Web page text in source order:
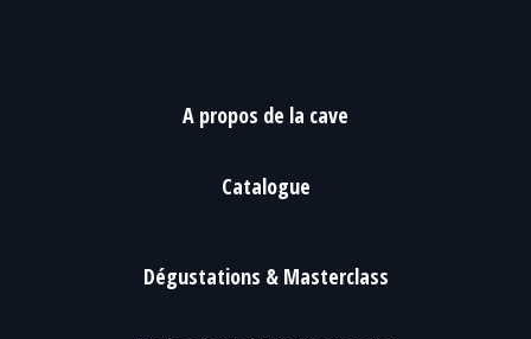
A propos de la cave
Catalogue
Dégustations & Masterclass